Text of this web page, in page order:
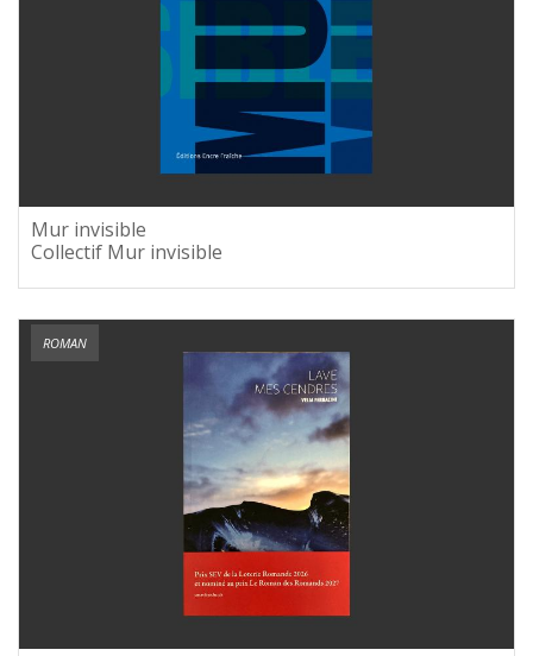
Mur invisible
Collectif Mur invisible
ROMAN